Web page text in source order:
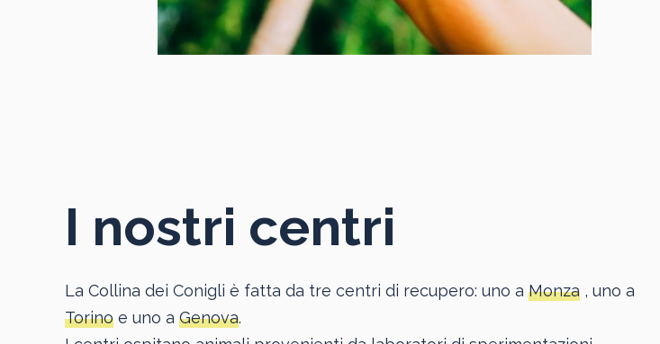
I nostri centri
La Collina dei Conigli è fatta da tre centri di recupero: uno a Monza , uno a
Torino e uno a Genova.